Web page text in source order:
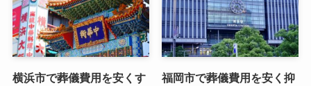
横浜市で葬儀費用を安くす
福岡市で葬儀費用を安く抑